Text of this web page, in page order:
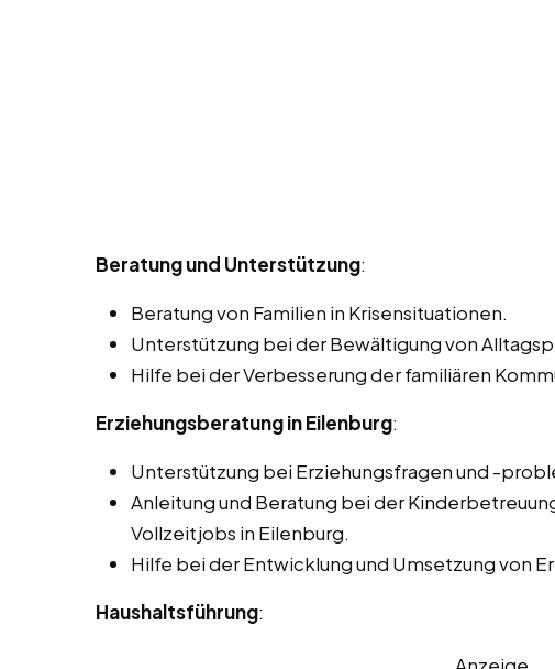
Beratung und Unterstützung:
Beratung von Familien in Krisensituationen.
Unterstützung bei der Bewältigung von
Hilfe bei der Verbesserung der familiären
Erziehungsberatung in Eilenburg:
Unterstützung bei Erziehungsfragen und -
Anleitung und Beratung bei der
Vollzeitjobs in Eilenburg.
Hilfe bei der Entwicklung und Umsetzung von
Haushaltsführung: